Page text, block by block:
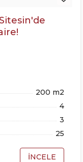
200 m2
4
3
25
İNCELE